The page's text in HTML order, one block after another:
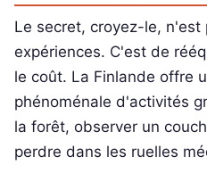
Le secret, croyez-le, n'est
expériences. C'est de
le coût. La Finlande offre
phénoménale d'activités
la forêt, observer un
perdre dans les ruelles